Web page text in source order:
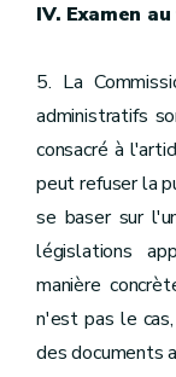
IV. Examen
5. La
administratifs
consacré à
peut refuser la
se baser sur
législations
manière
n'est pas le
des documents